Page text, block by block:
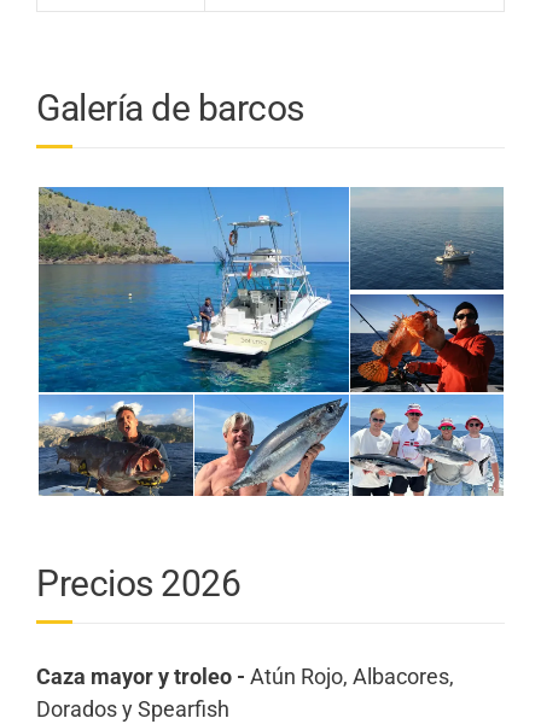
Galería de barcos
Precios 2026
Caza mayor y troleo - Atún Rojo, Albacores,
Dorados y Spearfish